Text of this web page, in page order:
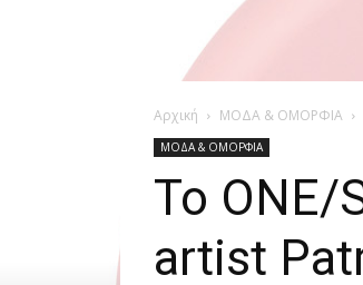
Αρχική ΜΟΔΑ & ΟΜΟΡΦΙΑ
ΜΟΔΑ & ΟΜΟΡΦΙΑ
Το ONE/
artist